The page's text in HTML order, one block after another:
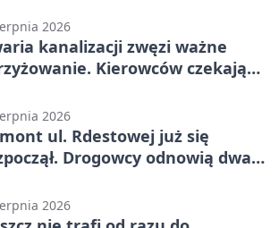
2026
kanalizacji zwęzi ważne
Kierowców czekają
2026
ul. Rdestowej już się
Drogowcy odnowią dwa
2026